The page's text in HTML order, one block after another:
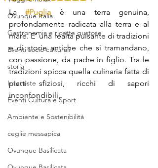
Ovunque Italia
Gastronomia e ricette gustose
Eventi socio culturali
storia
Interviste
Eventi Cultura e Sport
Ambiente e Sostenibilità
ceglie messapica
Ovunque Basilicata
La #Puglia
è una terra genuina,
profondamente radicata alla terra e al
mare. E’ una realtà pulsante di tradizioni
e di storie antiche che si tramandano,
con passione, da padre in figlio. Tra le
tradizioni spicca quella culinaria fatta di
piatti sfiziosi, ricchi di sapori
inconfondibili.